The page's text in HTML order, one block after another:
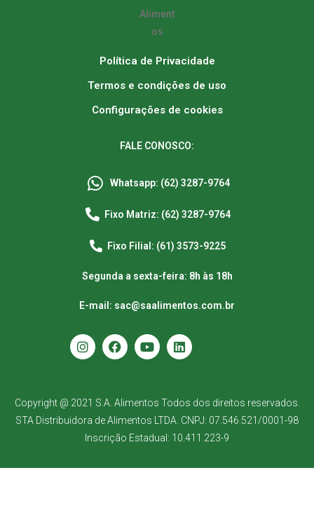
Política de Privacidade
Termos e condições de uso
Configurações de cookies
FALE CONOSCO:
Whatsapp: (62) 3287-9764
Fixo Matriz: (62) 3287-9764
Fixo Filial: (61) 3573-9225
Segunda a sexta-feira: 8h às 18h
E-mail: sac@saalimentos.com.br
Copyright @ 2021 S.A. Alimentos Todos dos direitos reservados.
STA Distribuidora de Alimentos LTDA. CNPJ: 07.546.521/0001-98
Inscrição Estadual: 10.411.223-9